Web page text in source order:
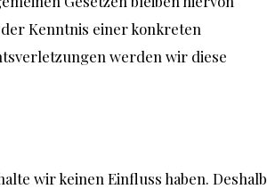
Kenntnis einer konkreten
werden wir diese
wir keinen Einfluss haben. Deshalb